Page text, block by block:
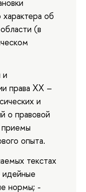
об
(в
и
права XX –
и
о правовой
опыта.
текстах
идейные
нормы; -